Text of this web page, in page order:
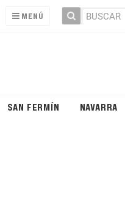
MENÚ
SAN FERMÍN NAVARRA